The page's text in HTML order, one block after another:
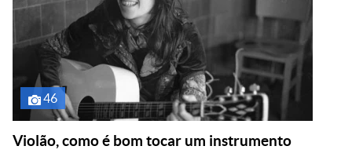
46
Violão, como é bom tocar um instrumento